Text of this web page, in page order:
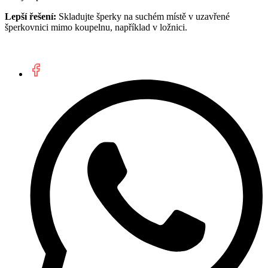
Lepší řešení: Skladujte šperky na suchém místě v uzavřené
šperkovnici mimo koupelnu, například v ložnici.